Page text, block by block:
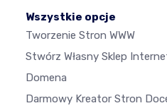
Wszystkie opcje
Tworzenie Stron WWW
Stwórz Własny Sklep
Domena
Darmowy Kreator Stron